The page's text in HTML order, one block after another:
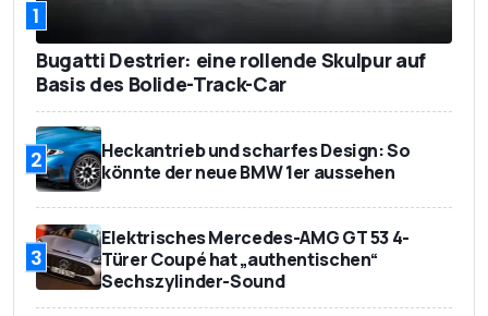
1
Bugatti Destrier: eine rollende Skulpur auf
Basis des Bolide-Track-Car
2
Heckantrieb und scharfes Design: So
könnte der neue BMW 1er aussehen
3
Elektrisches Mercedes-AMG GT 53 4-
Türer Coupé hat „authentischen“
Sechszylinder-Sound